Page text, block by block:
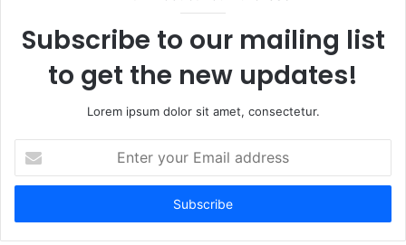
Subscribe to our mailing list
to get the new updates!
Lorem ipsum dolor sit amet, consectetur.
your
Email